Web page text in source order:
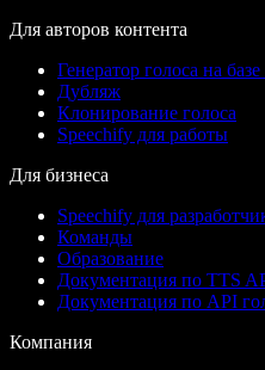
Для авторов контента
Генератор голоса на
Дубляж
Клонирование голоса
Speechify для работы
Для бизнеса
Speechify для
Команды
Образование
Документация по TTS
Документация по API
Компания